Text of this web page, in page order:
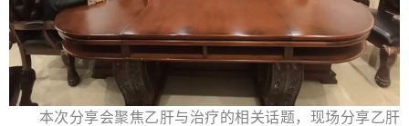
本次分享会聚焦乙肝与治疗的相关话题，现场分享乙肝